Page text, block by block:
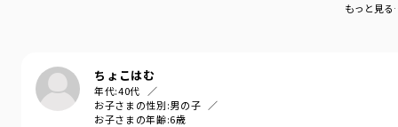
もっと見
ちょこはむ
年代:40代
お子さまの性別:男の子
お子さまの年齢:6歳